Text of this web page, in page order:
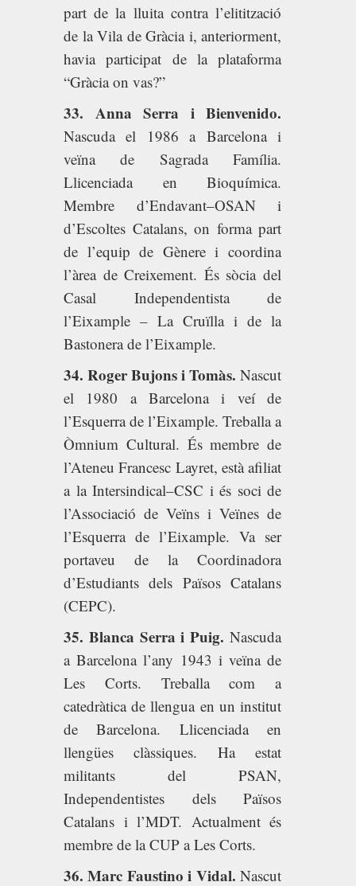
part de la lluita contra l’elitització
de la Vila de Gràcia i, anteriorment,
havia participat de la plataforma
“Gràcia on vas?”
33. Anna Serra i Bienvenido.
Nascuda el 1986 a Barcelona i
veïna de Sagrada Família.
Llicenciada en Bioquímica.
Membre d’Endavant–OSAN i
d’Escoltes Catalans, on forma part
de l’equip de Gènere i coordina
l’àrea de Creixement. És sòcia del
Casal Independentista de
l’Eixample – La Cruïlla i de la
Bastonera de l’Eixample.
34. Roger Bujons i Tomàs. Nascut
el 1980 a Barcelona i veí de
l’Esquerra de l’Eixample. Treballa a
Òmnium Cultural. És membre de
l’Ateneu Francesc Layret, està afiliat
a la Intersindical–CSC i és soci de
l’Associació de Veïns i Veïnes de
l’Esquerra de l’Eixample. Va ser
portaveu de la Coordinadora
d’Estudiants dels Països Catalans
(CEPC).
35. Blanca Serra i Puig. Nascuda
a Barcelona l’any 1943 i veïna de
Les Corts. Treballa com a
catedràtica de llengua en un institut
de Barcelona. Llicenciada en
llengües clàssiques. Ha estat
militants del PSAN,
Independentistes dels Països
Catalans i l’MDT. Actualment és
membre de la CUP a Les Corts.
36. Marc Faustino i Vidal. Nascut